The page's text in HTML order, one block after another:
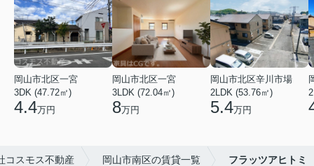
岡山市北区一宮
3DK (47.72㎡)
4.4万円
岡山市北区一宮
3LDK (72.04㎡)
8万円
岡山市北区辛川市場
2LDK (53.76㎡)
5.4万円
コスモス不動産 岡山市南区の賃貸一覧 フラッツアヒトミ